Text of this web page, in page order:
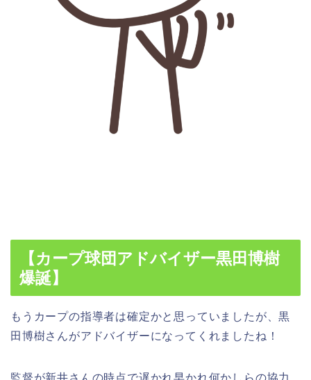
【カープ球団アドバイザー黒田博樹
爆誕】
もうカープの指導者は確定かと思っていましたが、黒
田博樹さんがアドバイザーになってくれましたね！
監督が新井さんの時点で遅かれ早かれ 何かしらの協力